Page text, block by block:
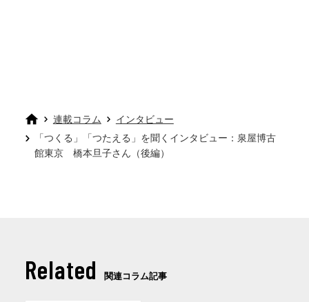
連載コラム
インタビュー
「つくる」「つたえる」を聞くインタビュー：泉屋博古
館東京 橋本旦子さん（後編）
Related 関連コラム記事